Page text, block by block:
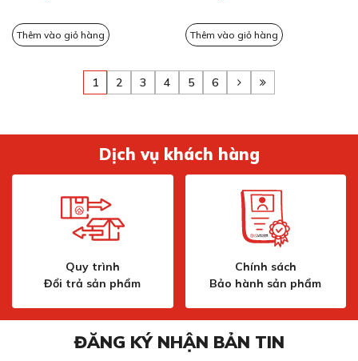
Thêm vào giỏ hàng Thêm vào giỏ hàng
1 2 3 4 5 6
Dịch vụ khách hàng
Quy trình
Đổi trả sản phẩm
Chính sách
Bảo hành sản phẩm
ĐĂNG KÝ NHẬN BẢN TIN